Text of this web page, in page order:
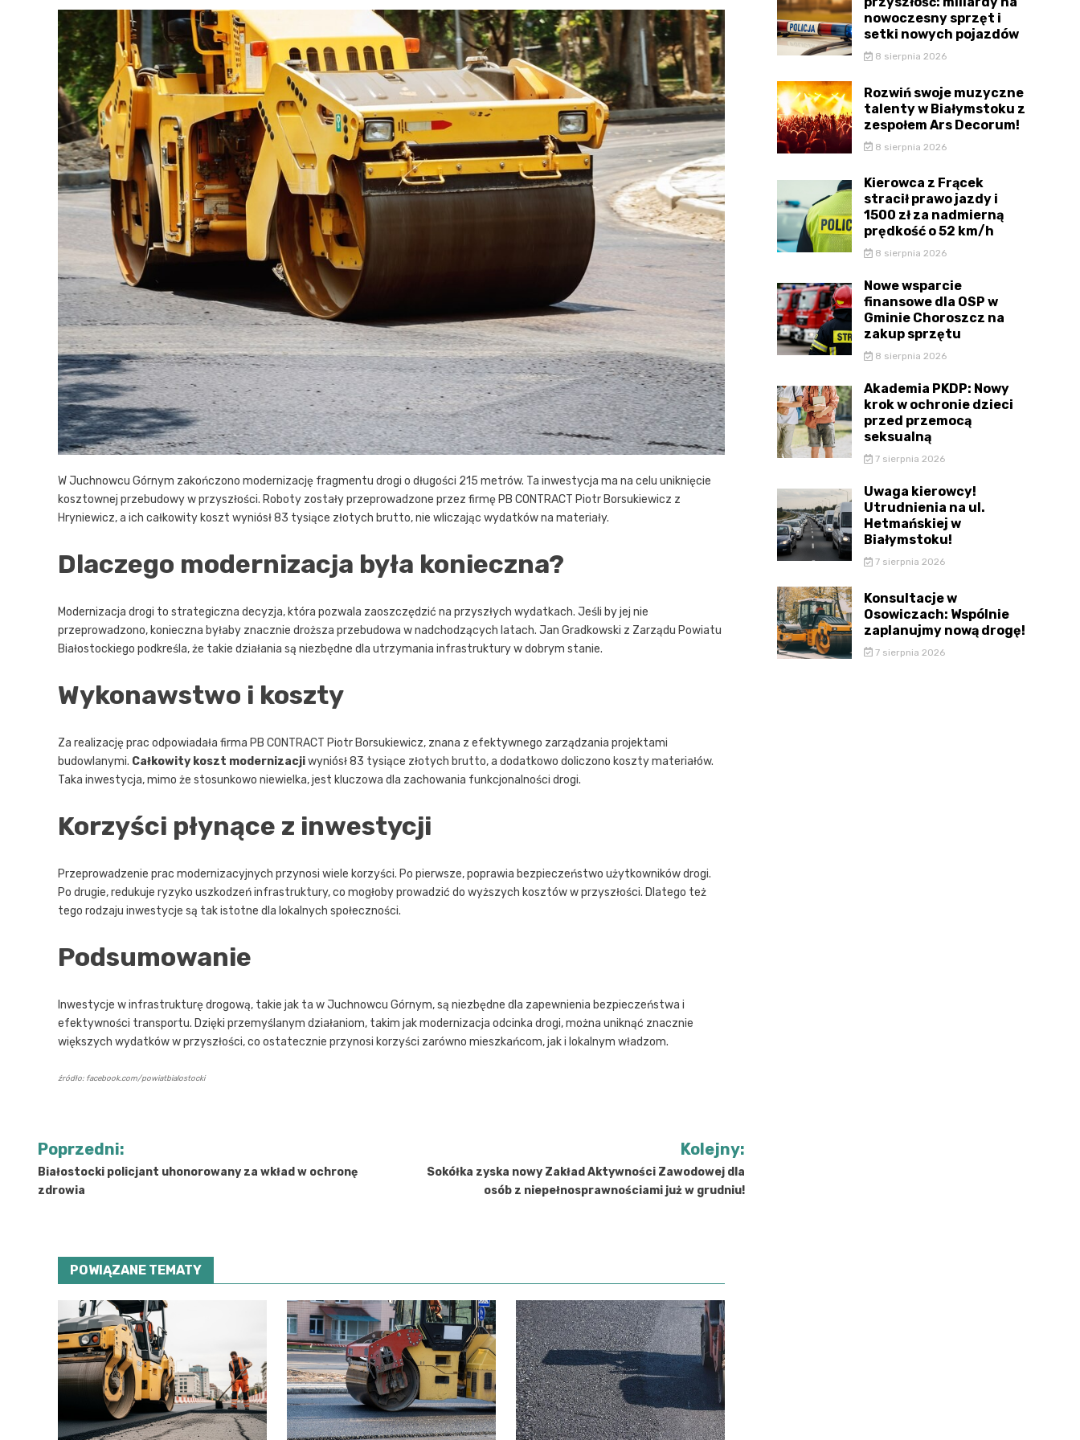
W Juchnowcu Górnym zakończono modernizację fragmentu drogi o długości 215 metrów. Ta inwestycja ma na celu uniknięcie
kosztownej przebudowy w przyszłości. Roboty zostały przeprowadzone przez firmę PB CONTRACT Piotr Borsukiewicz z
Hryniewicz, a ich całkowity koszt wyniósł 83 tysiące złotych brutto, nie wliczając wydatków na materiały.
Dlaczego modernizacja była konieczna?
Modernizacja drogi to strategiczna decyzja, która pozwala zaoszczędzić na przyszłych wydatkach. Jeśli by jej nie
przeprowadzono, konieczna byłaby znacznie droższa przebudowa w nadchodzących latach. Jan Gradkowski z Zarządu Powiatu
Białostockiego podkreśla, że takie działania są niezbędne dla utrzymania infrastruktury w dobrym stanie.
Wykonawstwo i koszty
Za realizację prac odpowiadała firma PB CONTRACT Piotr Borsukiewicz, znana z efektywnego zarządzania projektami
budowlanymi. Całkowity koszt modernizacjiwyniósł 83 tysiące złotych brutto, a dodatkowo doliczono koszty materiałów.
Taka inwestycja, mimo że stosunkowo niewielka, jest kluczowa dla zachowania funkcjonalności drogi.
Korzyści płynące z inwestycji
Przeprowadzenie prac modernizacyjnych przynosi wiele korzyści. Po pierwsze, poprawia bezpieczeństwo użytkowników drogi.
Po drugie, redukuje ryzyko uszkodzeń infrastruktury, co mogłoby prowadzić do wyższych kosztów w przyszłości. Dlatego też
tego rodzaju inwestycje są tak istotne dla lokalnych społeczności.
Podsumowanie
Inwestycje w infrastrukturę drogową, takie jak ta w Juchnowcu Górnym, są niezbędne dla zapewnienia bezpieczeństwa i
efektywności transportu. Dzięki przemyślanym działaniom, takim jak modernizacja odcinka drogi, można uniknąć znacznie
większych wydatków w przyszłości, co ostatecznie przynosi korzyści zarówno mieszkańcom, jak i lokalnym władzom.
źródło: facebook.com/powiatbialostocki
Nawigacja
wpisu
Poprzedni:
Białostocki policjant uhonorowany za wkład w ochronę
zdrowia
Kolejny:
Sokółka zyska nowy Zakład Aktywności Zawodowej dla
osób z niepełnosprawnościami już w grudniu!
POWIĄZANE TEMATY
nowoczesny sprzęt i
setki nowych pojazdów
8 sierpnia 2026
Rozwiń swoje muzyczne
talenty w Białymstoku z
zespołem Ars Decorum!
8 sierpnia 2026
Kierowca z Frącek
stracił prawo jazdy i
1500 zł za nadmierną
prędkość o 52 km/h
8 sierpnia 2026
Nowe wsparcie
finansowe dla OSP w
Gminie Choroszcz na
zakup sprzętu
8 sierpnia 2026
Akademia PKDP: Nowy
krok w ochronie dzieci
przed przemocą
seksualną
7 sierpnia 2026
Uwaga kierowcy!
Utrudnienia na ul.
Hetmańskiej w
Białymstoku!
7 sierpnia 2026
Konsultacje w
Osowiczach: Wspólnie
zaplanujmy nową drogę!
7 sierpnia 2026